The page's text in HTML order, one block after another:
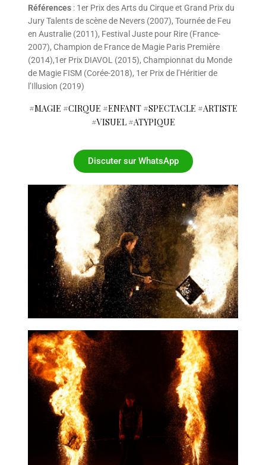
Références : 1er Prix des Arts du Cirque et Grand Prix du
Jury Talents de scène de Nevers (2007), Tournée de Feu
en Australie (2011), Festival Juste pour Rire (France-
2007), Champion de France de Magie Paris Première
(2014),1er Prix DIAVOL (2015), Championnat du Monde
de Magie FISM (Corée-2018), 1er Prix de l’Héritier de
l’Illusion (2019)
#MAGIE #CIRQUE #ENFANT #SPECTACLE #ARTISTE
#VISUEL #ATYPIQUE
Discuter sur WhatsApp